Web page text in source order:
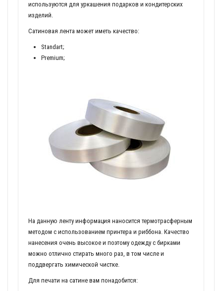
используются для уркашения подарков и кондитерских
изделий.
Сатиновая лента может иметь качество:
Standart;
Premium;
На данную ленту информация наносится термотрасферным
методом с использованием принтера и риббона. Качество
нанесения очень высокое и поэтому одежду с бирками
можно отлично стирать много раз, в том числе и
поддвергать химической чистке.
Для печати на сатине вам понадобится: